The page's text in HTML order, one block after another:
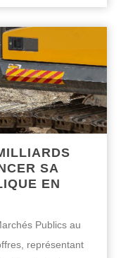
SA
EN
Publics au
représentant